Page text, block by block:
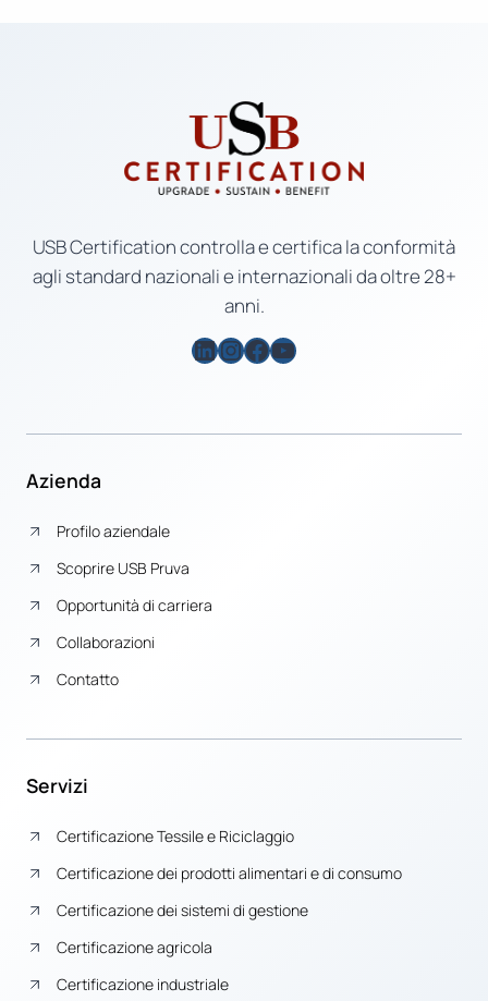
USB Certification controlla e certifica la conformità
agli standard nazionali e internazionali da oltre 28+
anni.
LinkedIn
Instagram
Facebook
YouTube
Azienda
Profilo aziendale
Scoprire USB Pruva
Opportunità di carriera
Collaborazioni
Contatto
Servizi
Certificazione Tessile e Riciclaggio
Certificazione dei prodotti alimentari e di consumo
Certificazione dei sistemi di gestione
Certificazione agricola
Certificazione industriale